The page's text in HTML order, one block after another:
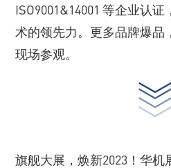
ISO9001&14001 等企业认
术的领先力。更多品牌爆品
现场参观。
旗舰大展，焕新2023！华机